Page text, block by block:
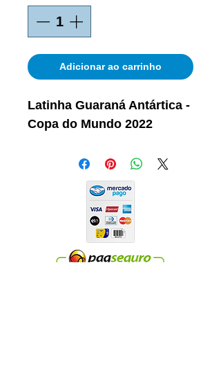
Adicionar ao carrinho
Latinha Guaraná Antártica -
Copa do Mundo 2022